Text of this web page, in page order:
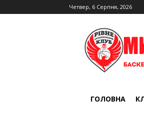
Четвер, 6 Серпня, 2026
ГОЛОВНА